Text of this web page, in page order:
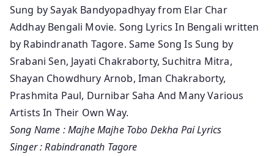
Sung by Sayak Bandyopadhyay from Elar Char
Addhay Bengali Movie. Song Lyrics In Bengali written
by Rabindranath Tagore. Same Song Is Sung by
Srabani Sen, Jayati Chakraborty, Suchitra Mitra,
Shayan Chowdhury Arnob, Iman Chakraborty,
Prashmita Paul, Durnibar Saha And Many Various
Artists In Their Own Way.
Song Name : Majhe Majhe Tobo Dekha Pai Lyrics
Singer : Rabindranath Tagore